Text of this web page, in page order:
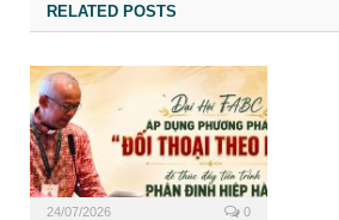
RELATED POSTS
24/07/2026 0